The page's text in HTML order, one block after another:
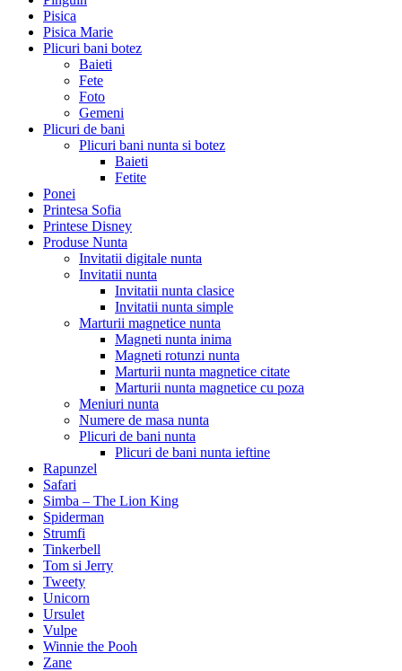
Pisica
Pisica Marie
Plicuri bani botez
Baieti
Fete
Foto
Gemeni
Plicuri de bani
Plicuri bani nunta si botez
Baieti
Fetite
Ponei
Printesa Sofia
Printese Disney
Produse Nunta
Invitatii digitale nunta
Invitatii nunta
Invitatii nunta clasice
Invitatii nunta simple
Marturii magnetice nunta
Magneti nunta inima
Magneti rotunzi nunta
Marturii nunta magnetice citate
Marturii nunta magnetice cu poza
Meniuri nunta
Numere de masa nunta
Plicuri de bani nunta
Plicuri de bani nunta ieftine
Rapunzel
Safari
Simba – The Lion King
Spiderman
Strumfi
Tinkerbell
Tom si Jerry
Tweety
Unicorn
Ursulet
Vulpe
Winnie the Pooh
Zane